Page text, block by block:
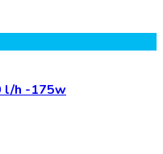
l/h -175w